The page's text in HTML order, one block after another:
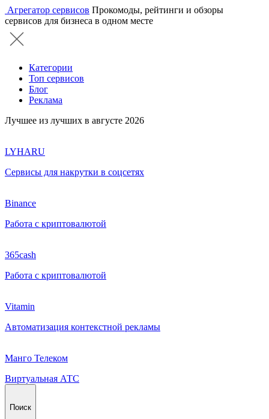
Агрегатор сервисов Прокомоды, рейтинги и обзоры
сервисов для бизнеса в одном месте
Категории
Топ сервисов
Блог
Реклама
Лучшее из лучших в августе 2026
LYHARU
Сервисы для накрутки в соцсетях
Binance
Работа с криптовалютой
365cash
Работа с криптовалютой
Vitamin
Автоматизация контекстной рекламы
Манго Телеком
Виртуальная АТС
Поиск